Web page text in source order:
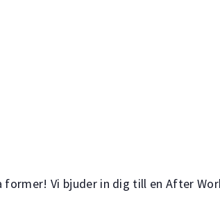
former! Vi bjuder in dig till en After